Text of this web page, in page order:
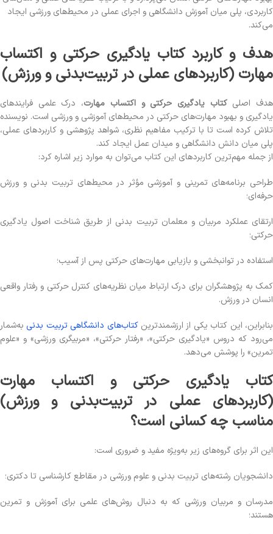
کاربردی، پلی میان آموزش دانشگاهی و اجرای عملی در محیط‌های ورزشی ایجاد
می‌کند.
هدف و کاربرد کتاب یادگیری حرکتی و اکتساب
مهارت (کاربردهای عملی در تربیت‌بدنی و ورزش)
هدف اصلیکتاب یادگیری حرکتی و اکتساب مهارت، درک علمی فرایندهای
یادگیری و بهبود مهارت‌های حرکتی در محیط‌های آموزشی و ورزشی است. نویسنده
تلاش کرده است تا با ترکیب مفاهیم نظری، شواهد پژوهشی و کاربردهای عملی،
پلی میان دانش دانشگاهی و میدان عمل ایجاد کند.
از جمله مهم‌ترین کاربردهای این کتاب می‌توان به موارد زیر اشاره کرد:
طراحی برنامه‌های تمرینی و آموزشی مؤثر در محیط‌های تربیت بدنی و ورزش
حرفه‌ای؛
ارتقای عملکرد مربیان و معلمان تربیت بدنی از طریق شناخت اصول یادگیری
حرکتی؛
استفاده در توانبخشی و بازیابی مهارت‌های حرکتی پس از آسیب؛
کمک به پژوهشگران برای درک ارتباط میان نظریه‌های کنترل حرکتی و رفتار واقعی
انسان در ورزش.
بنابراین، این کتاب یکی از ارزشمندترینکتاب‌های دانشگاهی تربیت بدنی به‌شمار
می‌رود که دروس «یادگیری حرکتی»، «رفتار حرکتی»، «مربیگری ورزشی» و «علوم
تمرین» را پوشش می‌دهد.
کتاب یادگیری حرکتی و اکتساب مهارت
(کاربردهای عملی در تربیت‌بدنی و ورزش)
مناسب چه کسانی است؟
این اثر برای گروه‌های زیر به‌ویژه مفید و ضروری است:
دانشجویان رشته‌های تربیت بدنی و علوم ورزشی در مقاطع کارشناسی تا دکتری؛
مدرسان و مربیان ورزشی که به دنبال روش‌های علمی برای آموزش و تمرین
هستند؛